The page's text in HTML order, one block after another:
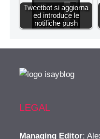
Tweetbot si aggiorna
ed introduce le
notifiche push
LEGAL
Managing Editor: